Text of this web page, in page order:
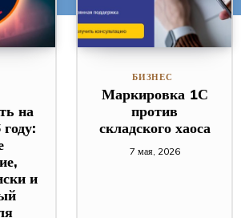
на
и
БИЗНЕС
Маркировка 1С
против
складского хаоса
7 мая, 2026